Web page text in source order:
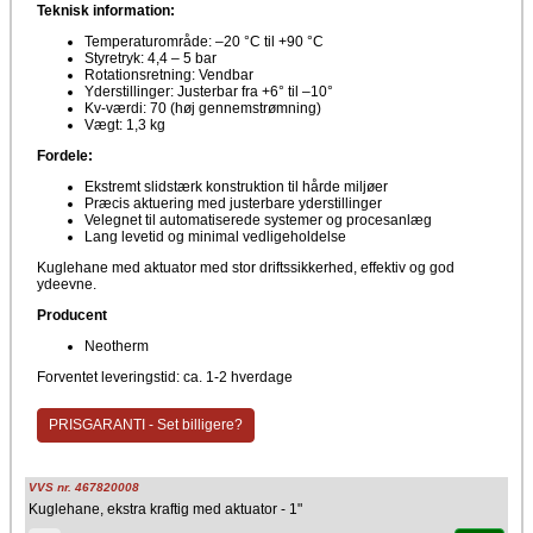
Teknisk information:
Temperaturområde: –20 °C til +90 °C
Styretryk: 4,4 – 5 bar
Rotationsretning: Vendbar
Yderstillinger: Justerbar fra +6° til –10°
Kv-værdi: 70 (høj gennemstrømning)
Vægt: 1,3 kg
Fordele:
Ekstremt slidstærk konstruktion til hårde miljøer
Præcis aktuering med justerbare yderstillinger
Velegnet til automatiserede systemer og procesanlæg
Lang levetid og minimal vedligeholdelse
Kuglehane med aktuator med stor driftssikkerhed, effektiv og god
ydeevne.
Producent
Neotherm
Forventet leveringstid: ca. 1-2 hverdage
PRISGARANTI - Set billigere?
VVS nr. 467820008
Kuglehane, ekstra kraftig med aktuator - 1"